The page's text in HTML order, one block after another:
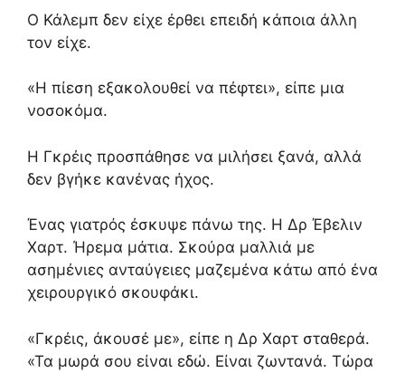
Ο Κάλεμπ δεν είχε έρθει επειδή κάποια άλλη
τον είχε.
«Η πίεση εξακολουθεί να πέφτει», είπε μια
νοσοκόμα.
Η Γκρέις προσπάθησε να μιλήσει ξανά, αλλά
δεν βγήκε κανένας ήχος.
Ένας γιατρός έσκυψε πάνω της. Η Δρ Έβελιν
Χαρτ. Ήρεμα μάτια. Σκούρα μαλλιά με
ασημένιες ανταύγειες μαζεμένα κάτω από ένα
χειρουργικό σκουφάκι.
«Γκρέις, άκουσέ με», είπε η Δρ Χαρτ σταθερά.
«Τα μωρά σου είναι εδώ. Είναι ζωντανά. Τώρα